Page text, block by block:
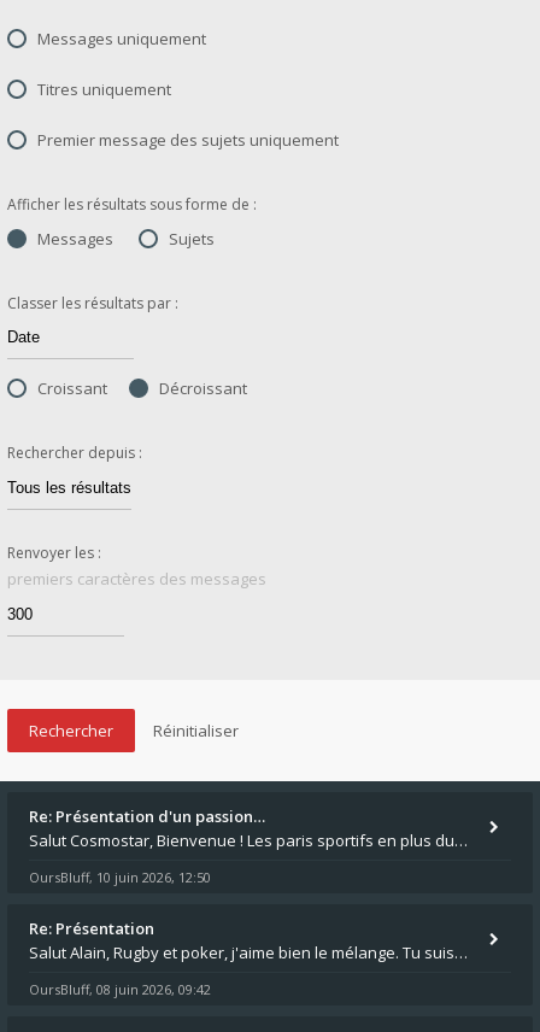
Messages uniquement
Titres uniquement
Premier message des sujets uniquement
Afficher les résultats sous forme de :
Messages Sujets
Classer les résultats par :
Croissant Décroissant
Rechercher depuis :
Renvoyer les :
premiers caractères des messages
Re: Présentation d'un passion…
Salut Cosmostar, Bienvenue ! Les paris sportifs en plus du poker, c'est ce que je fais aussi. Surtout la NBA, je mise su
OursBluff, 10 juin 2026, 12:50
Re: Présentation
Salut Alain, Rugby et poker, j'aime bien le mélange. Tu suis le rugby du coin ? Moi j'essaie d'aller voir des matchs de
OursBluff, 08 juin 2026, 09:42